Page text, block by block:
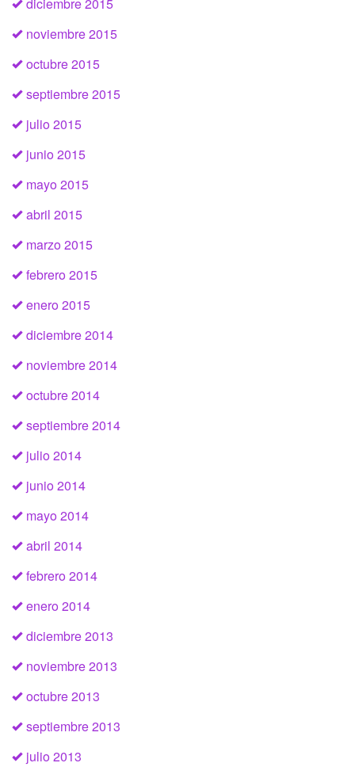
diciembre 2015
noviembre 2015
octubre 2015
septiembre 2015
julio 2015
junio 2015
mayo 2015
abril 2015
marzo 2015
febrero 2015
enero 2015
diciembre 2014
noviembre 2014
octubre 2014
septiembre 2014
julio 2014
junio 2014
mayo 2014
abril 2014
febrero 2014
enero 2014
diciembre 2013
noviembre 2013
octubre 2013
septiembre 2013
julio 2013